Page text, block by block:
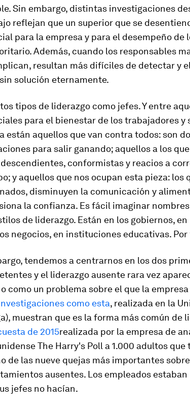
Sin embargo, distintas investigaciones
reflejan que un superior que se
para la empresa y para el desempeño de
Además, cuando los responsables
resultan más difíciles de detectar y
solución eternamente.
tipos de liderazgo como jefes. Y entre
para el bienestar de los trabajadores y
están aquellos que van contra todos: son
para salir ganando; aquellos a los
conformistas y reacios a
y aquellos que nos ocupan esta pieza: los
disminuyen la comunicación y
la confianza. Es fácil imaginar
de liderazgo. Están en los gobiernos,
negocios, en instituciones educativas.
tendemos a centrarnos en los dos
y el liderazgo ausente rara vez
como un problema sobre el que la
como esta, realizada en la
muestran que es la forma más común de
de 2015realizada por la empresa de
The Harry's Poll a 1.000 adultos
de las nueve quejas más importantes
ausentes. Los empleados
jefes no hacían.